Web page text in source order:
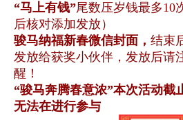
“马上有钱”尾数压岁钱最多10
后核对添加发放）
骏马纳福新春微信封面， 结束
发放给获奖小伙伴，发放后请
醒！
“骏马奔腾春意浓”本次活动截
无法在进行参与